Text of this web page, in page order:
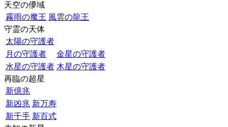
天空の儚域
霧雨の魔王 風雲の龍王
守霊の天体
太陽の守護者
月の守護者
金星の守護者
水星の守護者 木星の守護者
再臨の超星
新億兆
新凶兆 新万寿
新千手 新百式